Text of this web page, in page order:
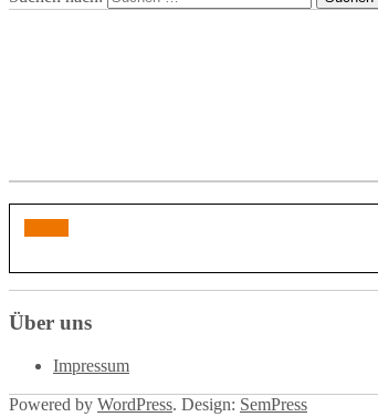
Über uns
Impressum
Powered by WordPress. Design: SemPress